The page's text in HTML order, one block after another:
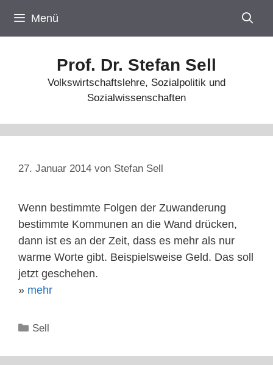
Inhalt
springen
Menü
Prof. Dr. Stefan Sell
Volkswirtschaftslehre, Sozialpolitik und
Sozialwissenschaften
27. Januar 2014 von Stefan Sell
Wenn bestimmte Folgen der Zuwanderung
bestimmte Kommunen an die Wand drücken,
dann ist es an der Zeit, dass es mehr als nur
warme Worte gibt. Beispielsweise Geld. Das soll
jetzt geschehen.
» mehr
Kategorien
Sell